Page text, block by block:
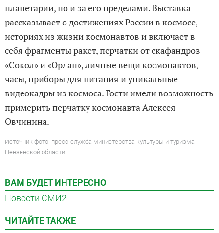
планетарии, но и за его пределами. Выставка
рассказывает о достижениях России в космосе,
историях из жизни космонавтов и включает в
себя фрагменты ракет, перчатки от скафандров
«Сокол» и «Орлан», личные вещи космонавтов,
часы, приборы для питания и уникальные
видеокадры из космоса. Гости имели возможность
примерить перчатку космонавта Алексея
Овчинина.
Источник фото: пресс-служба министерства культуры и туризма
Пензенской области
ВАМ БУДЕТ ИНТЕРЕСНО
Новости СМИ2
ЧИТАЙТЕ ТАКЖЕ